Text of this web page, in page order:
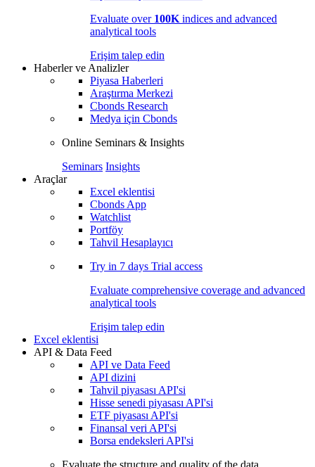
Evaluate over 100K indices and advanced
analytical tools
Erişim talep edin
Haberler ve Analizler
Piyasa Haberleri
Araştırma Merkezi
Cbonds Research
Medya için Cbonds
Online Seminars & Insights
Seminars Insights
Araçlar
Excel eklentisi
Cbonds App
Watchlist
Portföy
Tahvil Hesaplayıcı
Try in 7 days Trial access
Evaluate comprehensive coverage and advanced
analytical tools
Erişim talep edin
Excel eklentisi
API & Data Feed
API ve Data Feed
API dizini
Tahvil piyasası API'si
Hisse senedi piyasası API'si
ETF piyasası API'si
Finansal veri API'si
Borsa endeksleri API'si
Evaluate the structure and quality of the data